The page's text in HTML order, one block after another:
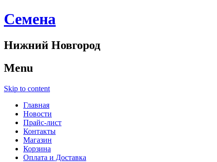
Cемена
Нижний Новгород
Menu
Skip to content
Главная
Новости
Прайс-лист
Контакты
Магазин
Корзина
Оплата и Доставка